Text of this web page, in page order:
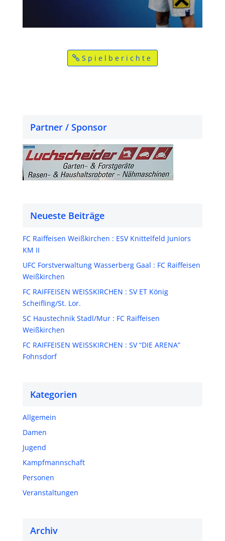
Spielberichte
Partner / Sponsor
Neueste Beiträge
FC Raiffeisen Weißkirchen : ESV Knittelfeld Juniors
KM II
UFC Forstverwaltung Wasserberg Gaal : FC Raiffeisen
Weißkirchen
FC RAIFFEISEN WEISSKIRCHEN : SV ET König
Scheifling/St. Lor.
SC Haustechnik Stadl/Mur : FC Raiffeisen
Weißkirchen
FC RAIFFEISEN WEISSKIRCHEN : SV “DIE ARENA”
Fohnsdorf
Kategorien
Allgemein
Damen
Jugend
Kampfmannschaft
Personen
Veranstaltungen
Archiv